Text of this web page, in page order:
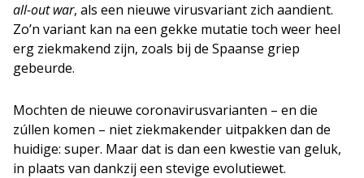
all-out war, als een nieuwe virusvariant zich aandient.
Zo’n variant kan na een gekke mutatie toch weer heel
erg ziekmakend zijn, zoals bij de Spaanse griep
gebeurde.
Mochten de nieuwe coronavirusvarianten – en die
zúllen komen – niet ziekmakender uitpakken dan de
huidige: super. Maar dat is dan een kwestie van geluk,
in plaats van dankzij een stevige evolutiewet.